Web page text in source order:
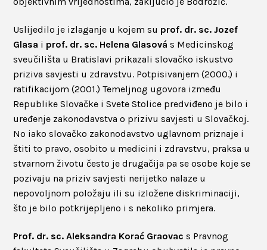
Uslijedilo je izlaganje u kojem su prof. dr. sc. Jozef
Glasa i prof. dr. sc. Helena Glasová s Medicinskog
sveučilišta u Bratislavi prikazali slovačko iskustvo
priziva savjesti u zdravstvu. Potpisivanjem (2000.) i
ratifikacijom (2001.) Temeljnog ugovora između
Republike Slovačke i Svete Stolice predviđeno je bilo i
uređenje zakonodavstva o prizivu savjesti u Slovačkoj.
No iako slovačko zakonodavstvo uglavnom priznaje i
štiti to pravo, osobito u medicini i zdravstvu, praksa u
stvarnom životu često je drugačija pa se osobe koje se
pozivaju na priziv savjesti nerijetko nalaze u
nepovoljnom položaju ili su izložene diskriminaciji,
što je bilo potkrijepljeno i s nekoliko primjera.
Prof. dr. sc. Aleksandra Korać Graovac s Pravnog